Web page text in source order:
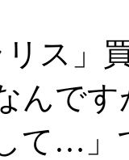
ス」
んで
て…」